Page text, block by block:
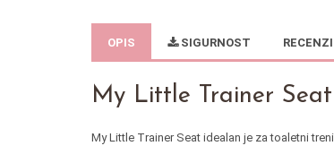
OPIS SIGURNOST
My Little Trainer
My Little Trainer Seat idealan je za toaletni